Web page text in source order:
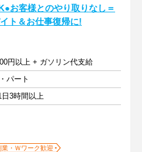
お客様とのやり取りなし＝
ト＆お仕事復帰に!
円以上 + ガソリン代支給
パート
3時間以上
業・Ｗワーク歓迎